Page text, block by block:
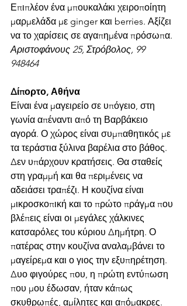
Επιπλέον ένα μπουκαλάκι χειροποίητη
μαρμελάδα με ginger και berries. Αξίζει
να το χαρίσεις σε αγαπημένα πρόσωπα.
Αριστοφάνους 25, Στρόβολος, 99
948464
Δίπορτο, Αθήνα
Είναι ένα μαγειρείο σε υπόγειο, στη
γωνία απέναντι από τη Βαρβάκειο
αγορά. Ο χώρος είναι συμπαθητικός με
τα τεράστια ξύλινα βαρέλια στο βάθος.
Δεν υπάρχουν κρατήσεις. Θα σταθείς
στη γραμμή και θα περιμένεις να
αδειάσει τραπέζι. Η κουζίνα είναι
μικροσκοπική και το πρώτο πράγμα που
βλέπεις είναι οι μεγάλες χάλκινες
κατσαρόλες του κύριου Δημήτρη. Ο
πατέρας στην κουζίνα αναλαμβάνει το
μαγείρεμα και ο γιος την εξυπηρέτηση.
Δυο φιγούρες που, η πρώτη εντύπωση
που μου έδωσαν, ήταν κάπως
σκυθρωπές, αμίλητες και απόμακρες.